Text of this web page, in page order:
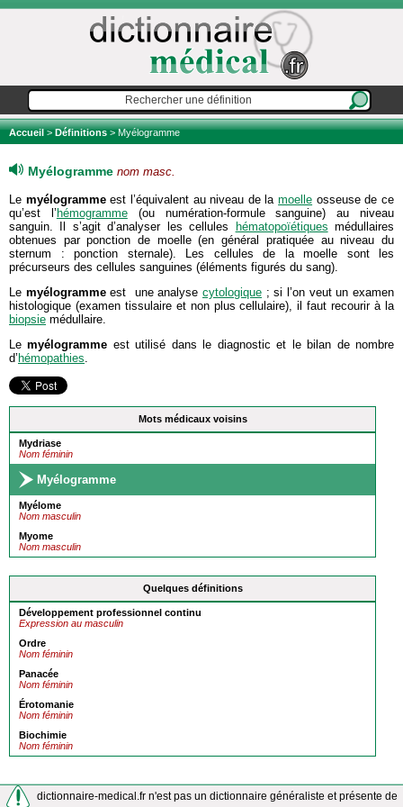
Accueil>Définitions> Myélogramme
Mots médicaux voisins
Mydriase
Nom féminin
Myélogramme
Myélome
Nom masculin
Myome
Nom masculin
Quelques définitions
Développement professionnel continu
Expression au masculin
Ordre
Nom féminin
Panacée
Nom féminin
Érotomanie
Nom féminin
Biochimie
Nom féminin
Myélogramme nom masc.
Le myélogrammeest l’équivalent au niveau de lamoelle osseuse de ce
qu’est l’ hémogramme(ou numération-formule sanguine) au niveau
sanguin. Il s’agit d’analyser les cellules
hématopoïétiques médullaires
obtenues par ponction de moelle (en général pratiquée au niveau du
sternum : ponction sternale). Les cellules de la moelle sont les
précurseurs des cellules sanguines (éléments figurés du sang).
Le myélogrammeest une analysecytologique ; si l’on veut un examen
histologique (examen tissulaire et non plus cellulaire), il faut recourir à la
biopsie médullaire.
Lemyélogramme est utilisé dans le diagnostic et le bilan de nombre
d’ hémopathies.
dictionnaire-medical.fr n'est pas un dictionnaire généraliste et présente de